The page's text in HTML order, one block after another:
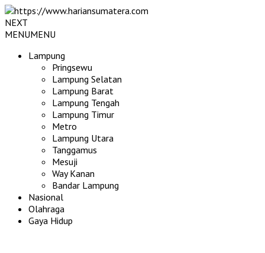
NEXT
MENUMENU
Lampung
Pringsewu
Lampung Selatan
Lampung Barat
Lampung Tengah
Lampung Timur
Metro
Lampung Utara
Tanggamus
Mesuji
Way Kanan
Bandar Lampung
Nasional
Olahraga
Gaya Hidup